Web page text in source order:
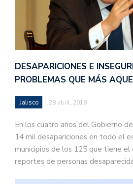
DESAPARICIONES E
PROBLEMAS QUE MÁS
Jalisco 28 abril, 2018
En los cuatro años del Gobierno
14 mil desapariciones en todo el
municipios de los 125 que tiene el
reportes de personas